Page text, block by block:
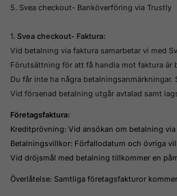
5. Svea checkout- Banköverföring via Trustly
1. Svea checkout- Faktura:
Vid betalning via faktura samarbetar vi med
Förutsättning för att få handla mot faktura är
Du får inte ha några
Vid försenad betalning utgår avtalad samt
Företagsfaktura:
Kreditprövning: Vid ansökan om betalning
Betalningsvillkor: Förfallodatum och övriga
Vid dröjsmål med betalning tillkommer en
Överlåtelse: Samtliga företagsfakturor